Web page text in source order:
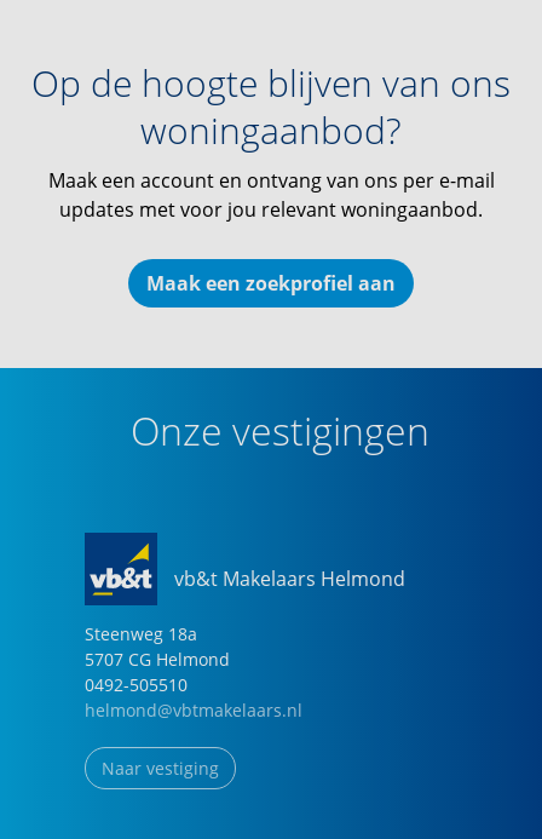
Op de hoogte blijven van ons
woningaanbod?
Maak een account en ontvang van ons per e-mail
updates met voor jou relevant woningaanbod.
Maak een zoekprofiel aan
Onze vestigingen
vb&t Makelaars Helmond
Steenweg 18a
5707 CG Helmond
0492-505510
helmond@vbtmakelaars.nl
Naar vestiging